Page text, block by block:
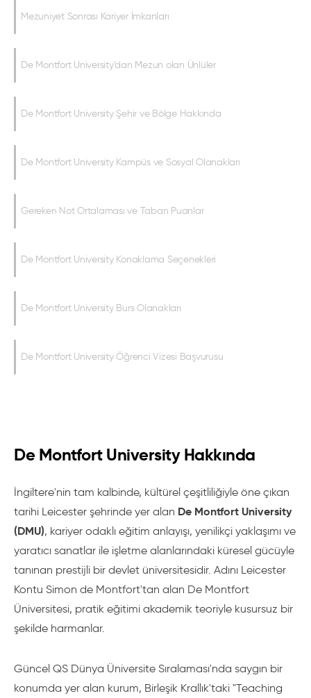
Mezuniyet Sonrası Kariyer İmkanları
De Montfort University’dan Mezun olan Ünlüler
De Montfort University Şehir ve Bölge Hakkında
De Montfort University Kampüs ve Sosyal Olanakları
Gereken Not Ortalaması ve Taban Puanlar
De Montfort University Konaklama Seçenekleri
De Montfort University Burs Olanakları
De Montfort University Öğrenci Vizesi Başvurusu
De Montfort University Hakkında
İngiltere'nin tam kalbinde, kültürel çeşitliliğiyle öne çıkan
tarihi Leicester şehrinde yer alan De Montfort University
(DMU), kariyer odaklı eğitim anlayışı, yenilikçi yaklaşımı ve
yaratıcı sanatlar ile işletme alanlarındaki küresel gücüyle
tanınan prestijli bir devlet üniversitesidir. Adını Leicester
Kontu Simon de Montfort'tan alan De Montfort
Üniversitesi, pratik eğitimi akademik teoriyle kusursuz bir
şekilde harmanlar.
Güncel QS Dünya Üniversite Sıralaması'nda saygın bir
konumda yer alan kurum, Birleşik Krallık'taki "Teaching